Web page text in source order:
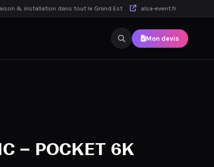
& installation dans tout le Grand Est alsa-event.fr
Mon devis
– POCKET 6K